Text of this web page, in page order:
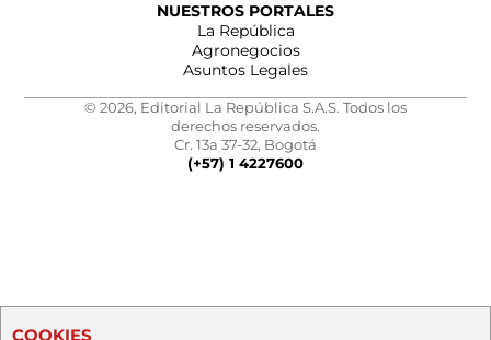
NUESTROS PORTALES
La República
Agronegocios
Asuntos Legales
© 2026, Editorial La República S.A.S. Todos los
derechos reservados.
Cr. 13a 37-32, Bogotá
(+57) 1 4227600
COOKIES